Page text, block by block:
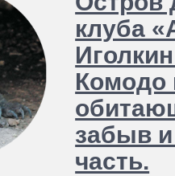
клуба
Комодо
забыв
часть.